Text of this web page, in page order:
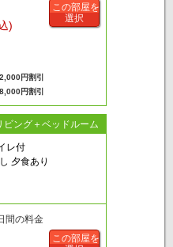
)
2,000円割引
8,000円割引
この部屋を
選択
ビング＋ベッドルーム
レ付
夕食あり
間の料金
この部屋を